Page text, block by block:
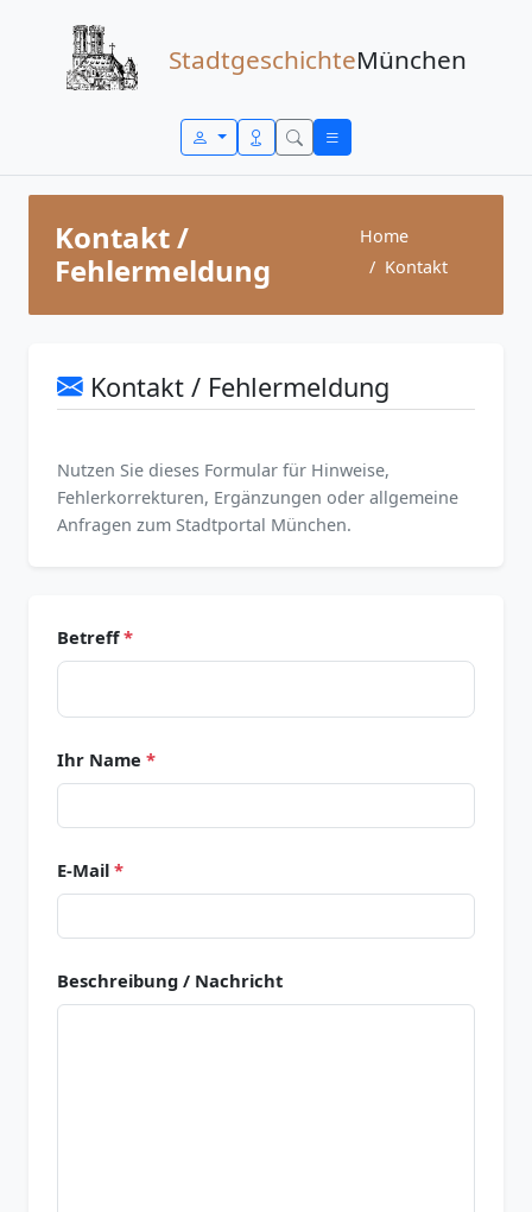
StadtgeschichteMünchen
Kontakt /
Fehlermeldung
Home
Kontakt
Kontakt / Fehlermeldung
Nutzen Sie dieses Formular für Hinweise,
Fehlerkorrekturen, Ergänzungen oder allgemeine
Anfragen zum Stadtportal München.
Betreff*
Ihr Name *
E-Mail *
Beschreibung / Nachricht